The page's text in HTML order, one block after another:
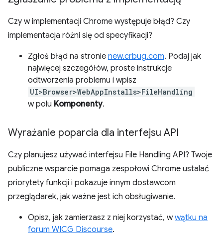
Czy w implementacji Chrome występuje błąd? Czy
implementacja różni się od specyfikacji?
Zgłoś błąd na stronie new.crbug.com. Podaj jak
najwięcej szczegółów, proste instrukcje
odtworzenia problemu i wpisz
UI>Browser>WebAppInstalls>FileHandling
w polu Komponenty.
Wyrażanie poparcia dla interfejsu API
Czy planujesz używać interfejsu File Handling API? Twoje
publiczne wsparcie pomaga zespołowi Chrome ustalać
priorytety funkcji i pokazuje innym dostawcom
przeglądarek, jak ważne jest ich obsługiwanie.
Opisz, jak zamierzasz z niej korzystać, wwątku na
forum WICG Discourse.